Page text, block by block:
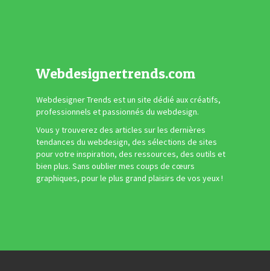
Webdesignertrends.com
Webdesigner Trends est un site dédié aux créatifs,
professionnels et passionnés du webdesign.
Vous y trouverez des articles sur les dernières
tendances du webdesign, des sélections de sites
pour votre inspiration, des ressources, des outils et
bien plus. Sans oublier mes coups de cœurs
graphiques, pour le plus grand plaisirs de vos yeux !